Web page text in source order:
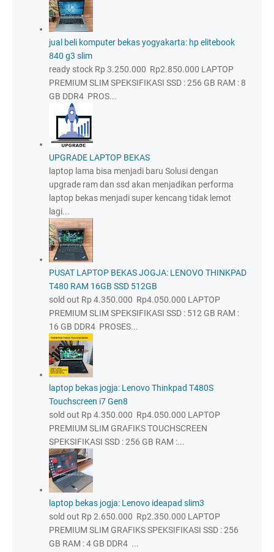
jual beli komputer bekas yogyakarta: hp elitebook
840 g3 slim
ready stock Rp 3.250.000 Rp2.850.000 LAPTOP
PREMIUM SLIM SPEKSIFIKASI SSD : 256 GB RAM : 8
GB DDR4 PROS...
UPGRADE LAPTOP BEKAS
laptop lama bisa menjadi baru Solusi dengan
upgrade ram dan ssd akan menjadikan performa
laptop bekas menjadi super kencang tidak lemot
lagi...
PUSAT LAPTOP BEKAS JOGJA: LENOVO THINKPAD
T480 RAM 16GB SSD 512GB
sold out Rp 4.350.000 Rp4.050.000 LAPTOP
PREMIUM SLIM SPEKSIFIKASI SSD : 512 GB RAM :
16 GB DDR4 PROSES...
laptop bekas jogja: Lenovo Thinkpad T480S
Touchscreen i7 Gen8
sold out Rp 4.350.000 Rp4.050.000 LAPTOP
PREMIUM SLIM GRAFIKS TOUCHSCREEN
SPEKSIFIKASI SSD : 256 GB RAM :...
laptop bekas jogja: Lenovo ideapad slim3
sold out Rp 2.650.000 Rp2.350.000 LAPTOP
PREMIUM SLIM GRAFIKS SPEKSIFIKASI SSD : 256
GB RAM : 4 GB DDR4 ...